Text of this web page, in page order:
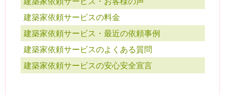
建築家依頼サービスの料金
建築家依頼サービス・最近の依頼事例
建築家依頼サービスのよくある質問
建築家依頼サービスの安心安全宣言